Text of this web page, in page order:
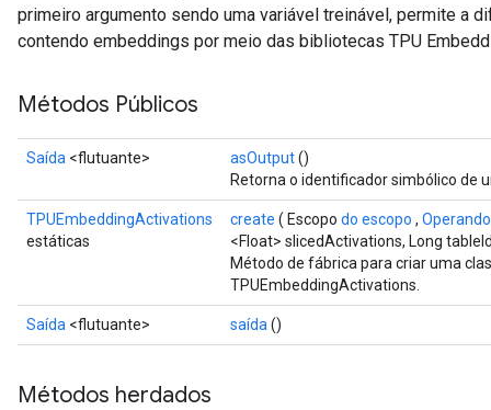
primeiro argumento sendo uma variável treinável, permite a
contendo embeddings por meio das bibliotecas TPU
Métodos Públicos
Saída <flutuante> asOutput()
Retorna o identificador simbólico de
TPUEmbeddingActivations
estáticas
create ( Escopo do escopo , Operando
<Float> slicedActivations, Long
Método de fábrica para criar uma
TPUEmbeddingActivations.
Saída <flutuante> saída ()
Métodos herdados